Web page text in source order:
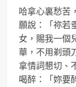
哈拿心裏愁苦
願說：「祢若
女，賜我一個
華，不用剃頭
拿情詞懇切、
喝醉：「妳要